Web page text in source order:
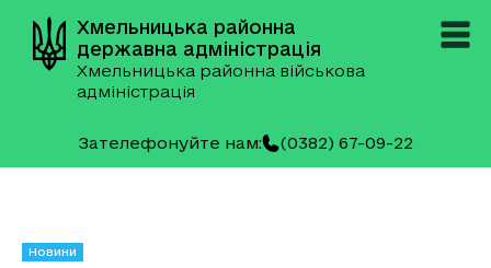
Хмельницька районна
державна адміністрація
Хмельницька районна військова
адміністрація
Зателефонуйте нам: (0382) 67-09-22
Новини